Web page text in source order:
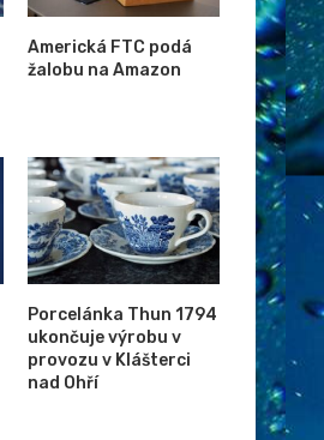
Americká FTC podá
žalobu na Amazon
Porcelánka Thun 1794
ukončuje výrobu v
provozu v Klášterci
nad Ohří